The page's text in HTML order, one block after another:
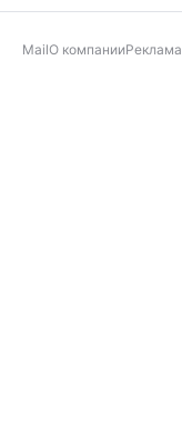
MailО компанииРеклама